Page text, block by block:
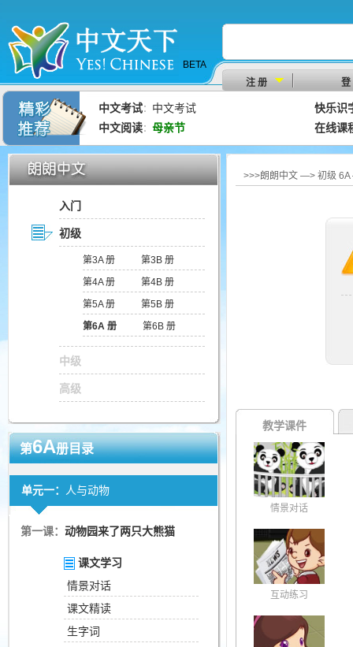
BETA
注 册
登
中文考试： 中文考试
快乐识
中文阅读： 母亲节 在线课
入门
初级
第3A 册
第3B 册
第4A 册
第4B 册
第5A 册
第5B 册
第6A 册
第6B 册
中级
高级
第6A册目录
单元一： 人与动物
第一课： 动物园来了两只大熊猫
课文学习
情景对话
课文精读
生字词
>>>朗朗中文 —> 初级
教学课件
情景对话
互动练习